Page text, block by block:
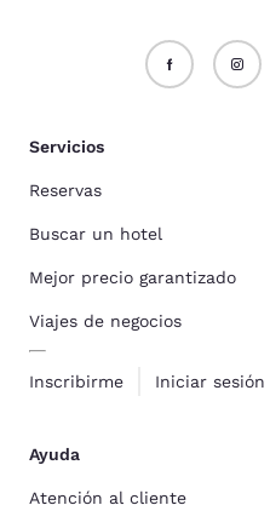
Servicios
Reservas
Buscar un hotel
Mejor precio garantizado
Viajes de negocios
Inscribirme Iniciar sesión
Ayuda
Atención al cliente